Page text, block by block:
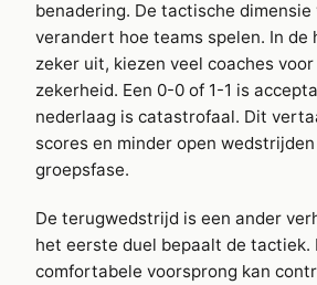
benadering. De tactische
verandert hoe teams spelen. In de
zeker uit, kiezen veel coaches
zekerheid. Een 0-0 of 1-1 is
nederlaag is catastrofaal. Dit
scores en minder open
groepsfase.
De terugwedstrijd is een ander
het eerste duel bepaalt de tactiek.
comfortabele voorsprong kan